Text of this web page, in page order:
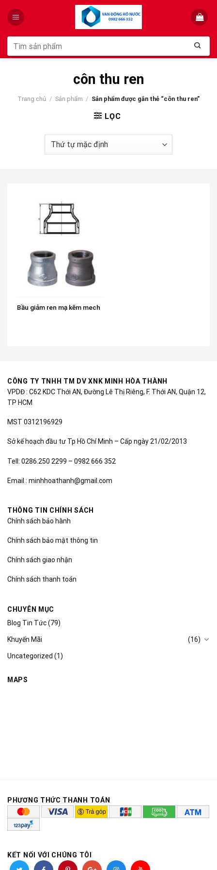
Tìm
kiếm:
côn thu ren
Trang chủ / Sản phẩm / Sản phẩm được gắn thẻ “côn thu ren”
LỌC
Bầu giảm ren mạ kẽm mech
CÔNG TY TNHH TM DV XNK MINH HÒA THÀNH
VPDĐ : C62 KDC Thới AN, Đường Lê Thị Riêng, F. Thới AN, Quận 12,
TP HCM
MST 0312196929
Sở kế hoạch đầu tư Tp Hồ Chí Minh – Cấp ngày 21/02/2013
Tell: 0286.250 2299 – 0982 666 352
Email : minhhoathanh@gmail.com
THÔNG TIN CHÍNH SÁCH
Chính sách bảo hành
Chính sách bảo mật thông tin
Chính sách giao nhận
Chính sách thanh toán
CHUYÊN MỤC
Blog Tin Tức(79)
Khuyến Mãi (16)
Uncategorized (1)
MAPS
PHƯƠNG THỨC THANH TOÁN
KẾT NỐI VỚI CHÚNG TÔI